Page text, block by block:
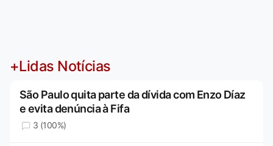
+Lidas Notícias
São Paulo quita parte da dívida com Enzo Díaz
e evita denúncia à Fifa
3 (100%)